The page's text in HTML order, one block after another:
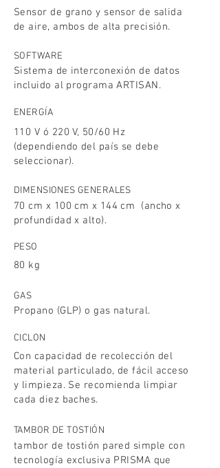
Sensor de grano y sensor de salida
de aire, ambos de alta precisión.
SOFTWARE
Sistema de interconexión de datos
incluido al programa ARTISAN.
ENERGÍA
110 V ó 220 V, 50/60 Hz
(dependiendo del país se debe
seleccionar).
DIMENSIONES GENERALES
70 cm x 100 cm x 144 cm (ancho x
profundidad x alto).
PESO
80 kg
GAS
Propano (GLP) o gas natural.
CICLON
Con capacidad de recolección del
material particulado, de fácil acceso
y limpieza. Se recomienda limpiar
cada diez baches.
TAMBOR DE TOSTIÓN
tambor de tostión pared simple con
tecnología exclusiva PRISMA que